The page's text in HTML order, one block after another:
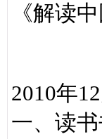
《解读
2010年
一、读书